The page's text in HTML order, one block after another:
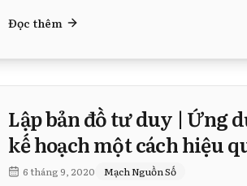
Đọc thêm
Lập bản đồ tư duy | Ứng
kế hoạch một cách hiệu
6 tháng 9, 2020 Mạch Nguồn Số